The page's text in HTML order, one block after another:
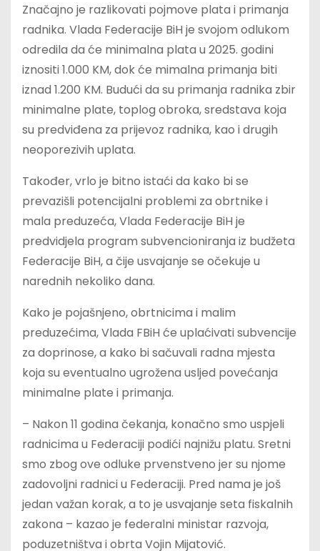
Značajno je razlikovati pojmove plata i primanja
radnika. Vlada Federacije BiH je svojom odlukom
odredila da će minimalna plata u 2025. godini
iznositi 1.000 KM, dok će mimalna primanja biti
iznad 1.200 KM. Budući da su primanja radnika zbir
minimalne plate, toplog obroka, sredstava koja
su predviđena za prijevoz radnika, kao i drugih
neoporezivih uplata.
Također, vrlo je bitno istaći da kako bi se
prevazišli potencijalni problemi za obrtnike i
mala preduzeća, Vlada Federacije BiH je
predvidjela program subvencioniranja iz budžeta
Federacije BiH, a čije usvajanje se očekuje u
narednih nekoliko dana.
Kako je pojašnjeno, obrtnicima i malim
preduzećima, Vlada FBiH će uplaćivati subvencije
za doprinose, a kako bi sačuvali radna mjesta
koja su eventualno ugrožena usljed povećanja
minimalne plate i primanja.
– Nakon 11 godina čekanja, konačno smo uspjeli
radnicima u Federaciji podići najnižu platu. Sretni
smo zbog ove odluke prvenstveno jer su njome
zadovoljni radnici u Federaciji. Pred nama je još
jedan važan korak, a to je usvajanje seta fiskalnih
zakona – kazao je federalni ministar razvoja,
poduzetništva i obrta Vojin Mijatović.